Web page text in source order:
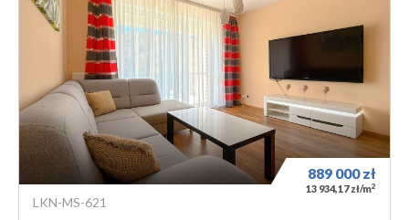
LKN-MS-621
889 000zł
13 934,17 zł/m2